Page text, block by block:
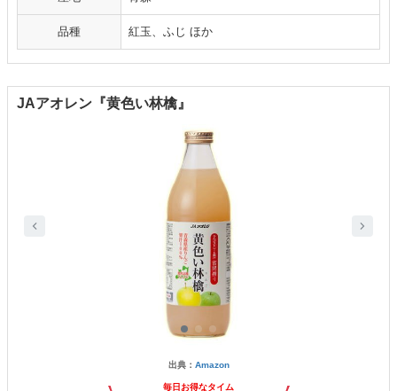
品種 紅玉、ふじ ほか
JAアオレン『黄色い林檎』
出典： Amazon
毎日お得なタイム